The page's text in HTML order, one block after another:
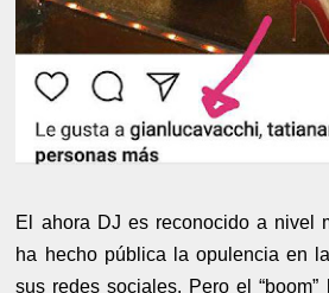
El ahora DJ es reconocido a nivel
ha hecho pública la opulencia en
sus redes sociales. Pero el